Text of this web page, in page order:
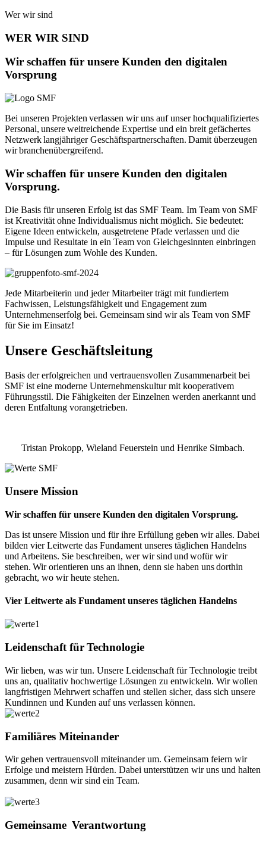
Wer wir sind
WER WIR SIND
Wir schaffen für unsere Kunden den digitalen
Vorsprung
Bei unseren Projekten verlassen wir uns auf unser hochqualifiziertes
Personal, unsere weitreichende Expertise und ein breit gefächertes
Netzwerk langjähriger Geschäftspartnerschaften. Damit überzeugen
wir branchenübergreifend.
Wir schaffen für unsere Kunden den digitalen
Vorsprung.
Die Basis für unseren Erfolg ist das SMF Team. Im Team von SMF
ist Kreativität ohne Individualismus nicht möglich. Sie bedeutet:
Eigene Ideen entwickeln, ausgetretene Pfade verlassen und die
Impulse und Resultate in ein Team von Gleichgesinnten einbringen
– für Lösungen zum Wohle des Kunden.
Jede Mitarbeiterin und jeder Mitarbeiter trägt mit fundiertem
Fachwissen, Leistungsfähigkeit und Engagement zum
Unternehmenserfolg bei. Gemeinsam sind wir als Team von SMF
für Sie im Einsatz!
Unsere Geschäftsleitung
Basis der erfolgreichen und vertrauensvollen Zusammenarbeit bei
SMF ist eine moderne Unternehmenskultur mit kooperativem
Führungsstil. Die Fähigkeiten der Einzelnen werden anerkannt und
deren Entfaltung vorangetrieben.
Tristan Prokopp, Wieland Feuerstein und Henrike Simbach.
Unsere Mission
Wir schaffen für unsere Kunden den digitalen Vorsprung.
Das ist unsere Mission und für ihre Erfüllung geben wir alles. Dabei
bilden vier Leitwerte das Fundament unseres täglichen Handelns
und Arbeitens. Sie beschreiben, wer wir sind und wofür wir
stehen. Wir orientieren uns an ihnen, denn sie haben uns dorthin
gebracht, wo wir heute stehen.
Vier Leitwerte als Fundament unseres täglichen Handelns
Leidenschaft für Technologie
Wir lieben, was wir tun. Unsere Leidenschaft für Technologie treibt
uns an, qualitativ hochwertige Lösungen zu entwickeln. Wir wollen
langfristigen Mehrwert schaffen und stellen sicher, dass sich unsere
Kundinnen und Kunden auf uns verlassen können.
Familiäres Miteinander
Wir gehen vertrauensvoll miteinander um. Gemeinsam feiern wir
Erfolge und meistern Hürden. Dabei unterstützen wir uns und halten
zusammen, denn wir sind ein Team.
Gemeinsame Verantwortung